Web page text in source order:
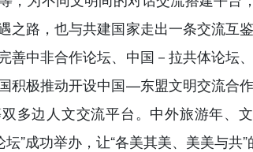
之路，也与共建国家走出一条交流互
善中非合作论坛、中国－拉共体论坛
积极推动开设中国—东盟文明交流合
多边人文交流平台。中外旅游年、
坛”成功举办，让“各美其美、美美与共